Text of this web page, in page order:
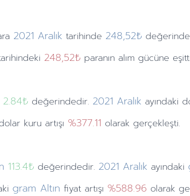
2021 Aralık tarihinde 248,52₺
248,52₺ paranın alım gücüne
2.84₺ değerindedir. 2021 Aralık ayındaki
kuru artışı %377.11 olarak gerçekleşti.
113.4₺ değerindedir. 2021 Aralık ayındaki
gram Altın fiyat artışı %588.96 olarak